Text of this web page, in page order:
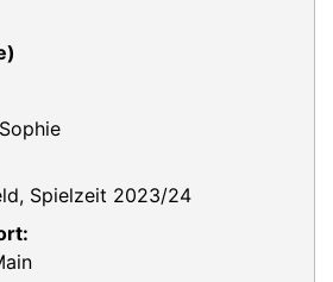
Spielzeit 2023/24